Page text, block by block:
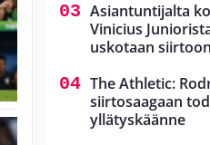
Asiantuntijalta
Vinicius
uskotaan
The Athletic:
siirtosaagaan
yllätyskäänne